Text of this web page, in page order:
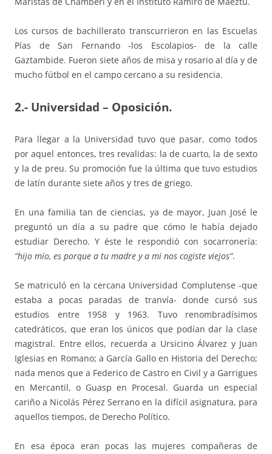
Los cursos de bachillerato transcurrieron en las Escuelas
Pías de San Fernando -los Escolapios- de la calle
Gaztambide. Fueron siete años de misa y rosario al día y de
mucho fútbol en el campo cercano a su residencia.
2.- Universidad – Oposición.
Para llegar a la Universidad tuvo que pasar, como todos
por aquel entonces, tres revalidas: la de cuarto, la de sexto
y la de preu. Su promoción fue la última que tuvo estudios
de latín durante siete años y tres de griego.
En una familia tan de ciencias, ya de mayor, Juan José le
preguntó un día a su padre que cómo le había dejado
estudiar Derecho. Y éste le respondió con socarronería:
“hijo mío, es porque a tu madre y a mi nos cogiste viejos”.
Se matriculó en la cercana Universidad Complutense -que
estaba a pocas paradas de tranvía- donde cursó sus
estudios entre 1958 y 1963. Tuvo renombradísimos
catedráticos, que eran los únicos que podían dar la clase
magistral. Entre ellos, recuerda a Ursicino Álvarez y Juan
Iglesias en Romano; a García Gallo en Historia del Derecho;
nada menos que a Federico de Castro en Civil y a Garrigues
en Mercantil, o Guasp en Procesal. Guarda un especial
cariño a Nicolás Pérez Serrano en la difícil asignatura, para
aquellos tiempos, de Derecho Político.
En esa época eran pocas las mujeres compañeras de